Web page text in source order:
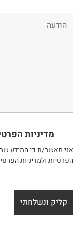
מדיניות
אני מאשר/ת כי המידע
הפרטיות ולמדיניות